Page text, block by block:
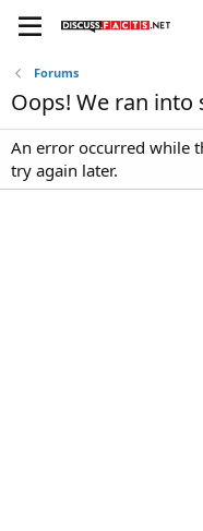
Forums
Oops! We ran
An error occurred while
try again later.